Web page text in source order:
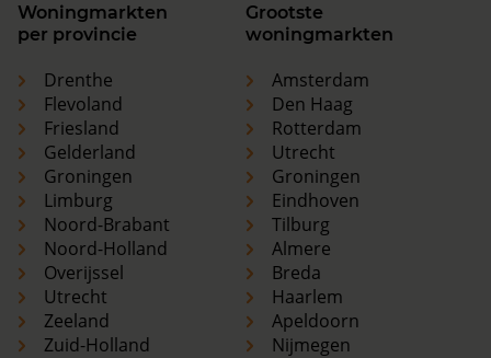
Woningmarkten
per provincie
Drenthe
Flevoland
Friesland
Gelderland
Groningen
Limburg
Noord-Brabant
Noord-Holland
Overijssel
Utrecht
Zeeland
Zuid-Holland
Grootste
woningmarkten
Amsterdam
Den Haag
Rotterdam
Utrecht
Groningen
Eindhoven
Tilburg
Almere
Breda
Haarlem
Apeldoorn
Nijmegen